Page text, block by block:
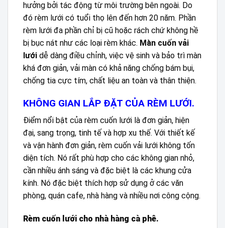
hưởng bởi tác động từ môi trường bên ngoài. Do
đó rèm lưới có tuổi thọ lên đến hơn 20 năm. Phần
rèm lưới đa phần chỉ bị cũ hoặc rách chứ không hề
bị bục nát như các loại rèm khác. Màn cuốn vải
lưới dễ dàng điều chỉnh, việc vệ sinh và bảo trì màn
khá đơn giản, vải màn có khả năng chống bám bụi,
chống tia cực tím, chất liệu an toàn và thân thiện.
KHÔNG GIAN LẮP ĐẶT CỦA RÈM LƯỚI.
Điểm nổi bật của rèm cuốn lưới là đơn giản, hiện
đại, sang trọng, tinh tế và hợp xu thế. Với thiết kế
và vận hành đơn giản, rèm cuốn vải lưới không tốn
diện tích. Nó rất phù hợp cho các không gian nhỏ,
cần nhiều ánh sáng và đặc biệt là các khung cửa
kính. Nó đặc biệt thích hợp sử dụng ở các văn
phòng, quán cafe, nhà hàng và nhiều nơi công cộng.
Rèm cuốn lưới cho nhà hàng cà phê.